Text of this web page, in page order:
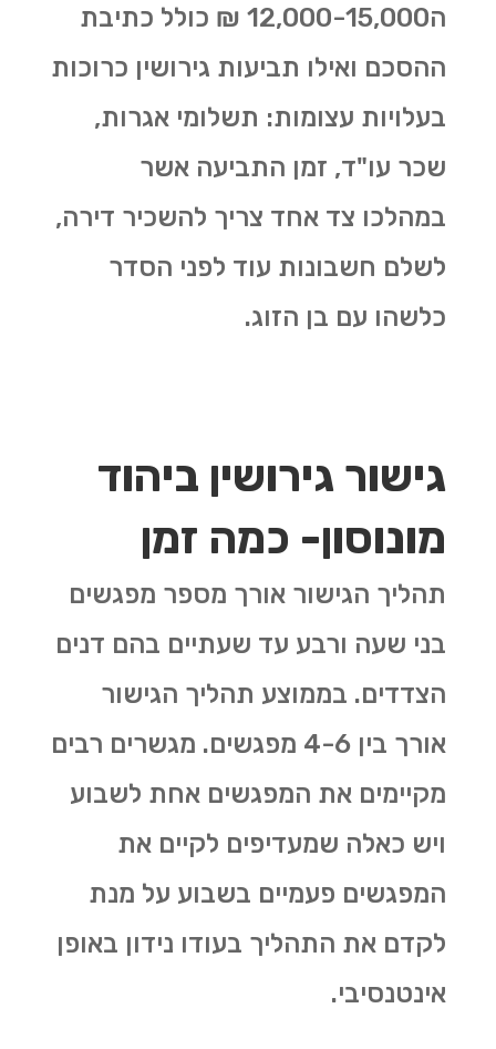
ה12,000-15,000 ₪ כולל כתיבת
ההסכם ואילו תביעות גירושין כרוכות
בעלויות עצומות: תשלומי אגרות,
שכר עו"ד, זמן התביעה אשר
במהלכו צד אחד צריך להשכיר דירה,
לשלם חשבונות עוד לפני הסדר
כלשהו עם בן הזוג.
גישור גירושין ביהוד
מונוסון- כמה זמן
תהליך הגישור אורך מספר מפגשים
בני שעה ורבע עד שעתיים בהם דנים
הצדדים. בממוצע תהליך הגישור
אורך בין 4-6 מפגשים. מגשרים רבים
מקיימים את המפגשים אחת לשבוע
ויש כאלה שמעדיפים לקיים את
המפגשים פעמיים בשבוע על מנת
לקדם את התהליך בעודו נידון באופן
אינטנסיבי.